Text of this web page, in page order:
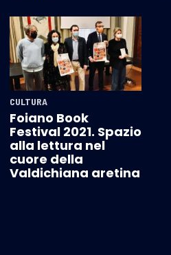
CULTURA
Foiano Book
Festival 2021. Spazio
alla lettura nel
cuore della
Valdichiana aretina